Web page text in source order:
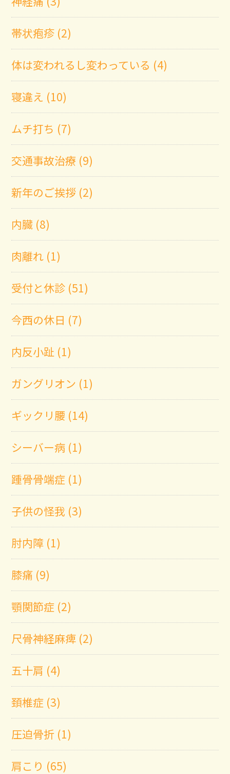
帯状疱疹 (2)
体は変われるし変わっている (4)
寝違え (10)
ムチ打ち (7)
交通事故治療 (9)
新年のご挨拶 (2)
内臓 (8)
肉離れ (1)
受付と休診 (51)
今西の休日 (7)
内反小趾 (1)
ガングリオン (1)
ギックリ腰 (14)
シーバー病 (1)
踵骨骨端症 (1)
子供の怪我 (3)
肘内障 (1)
膝痛 (9)
顎関節症 (2)
尺骨神経麻痺 (2)
五十肩 (4)
頚椎症 (3)
圧迫骨折 (1)
肩こり (65)